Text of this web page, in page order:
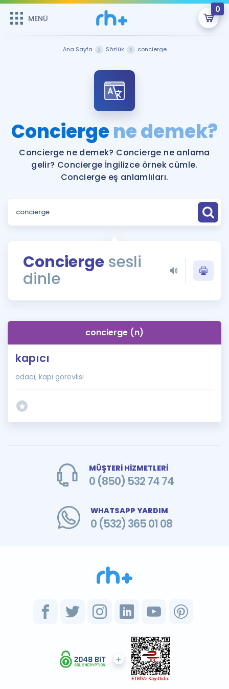
MENÜ
0
Şifremi Hatırlamıyorum
ÜYE DEĞİLİM
Sepetin Şu An Boş.
Remzi Hoca ile seni sınava hazırlayacak onlarca eğitim seni
bekliyor!
MENÜ
Katılımcı Görüşleri
Faydalı Araçlar
Sözlük
Rehberlik Aracı
ÖSYM Sınav Takvimi
İngilizce Gramer
Hakkımızda
Ana Sayfa Sözlük concierge
Conciergene demek?
Concierge ne demek? Concierge ne anlama
gelir? Concierge İngilizce örnek cümle.
Concierge eş anlamlıları.
Concierge sesli
dinle
concierge (n)
kapıcı
odacı, kapı görevlisi
MÜŞTERİ HİZMETLERİ
0 (850) 532 74 74
WHATSAPP YARDIM
0 (532) 365 01 08